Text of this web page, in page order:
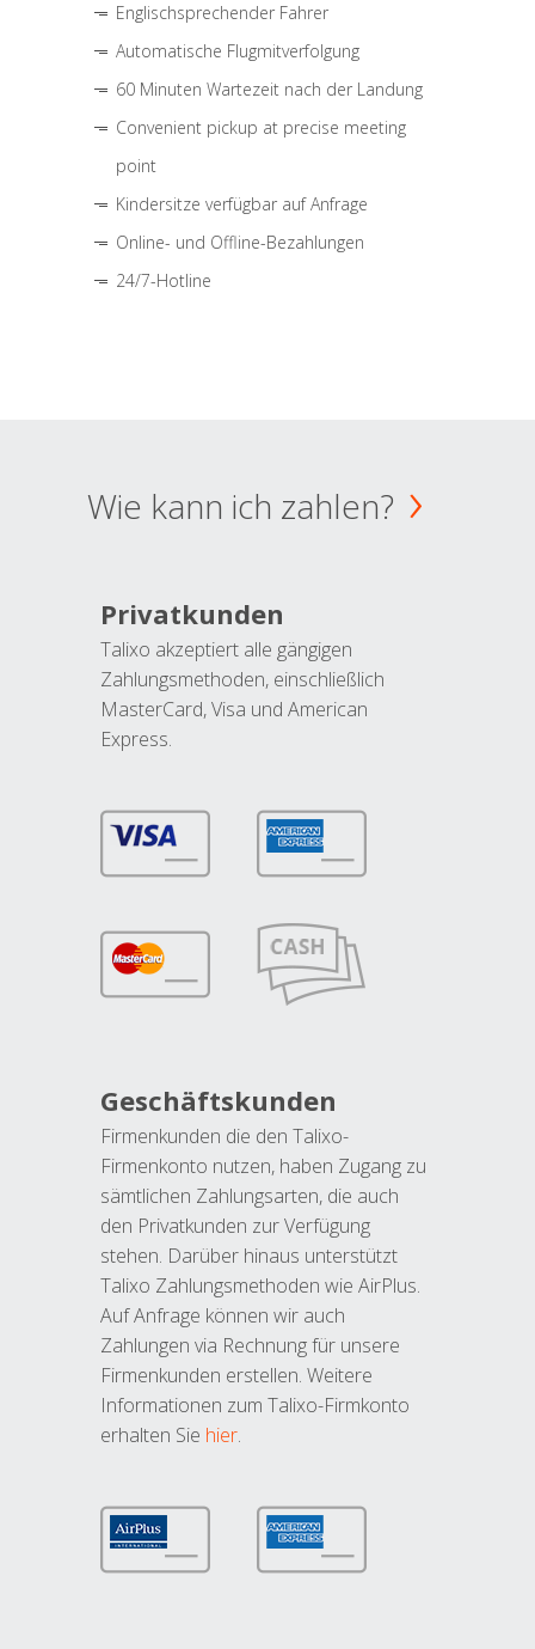
Englischsprechender Fahrer
Automatische Flugmitverfolgung
60 Minuten Wartezeit nach der Landung
Convenient pickup at precise meeting
point
Kindersitze verfügbar auf Anfrage
Online- und Offline-Bezahlungen
24/7-Hotline
Wie kann ich zahlen?
Privatkunden
Talixo akzeptiert alle gängigen
Zahlungsmethoden, einschließlich
MasterCard, Visa und American
Express.
Geschäftskunden
Firmenkunden die den Talixo-
Firmenkonto nutzen, haben Zugang zu
sämtlichen Zahlungsarten, die auch
den Privatkunden zur Verfügung
stehen. Darüber hinaus unterstützt
Talixo Zahlungsmethoden wie AirPlus.
Auf Anfrage können wir auch
Zahlungen via Rechnung für unsere
Firmenkunden erstellen. Weitere
Informationen zum Talixo-Firmkonto
erhalten Sie hier.